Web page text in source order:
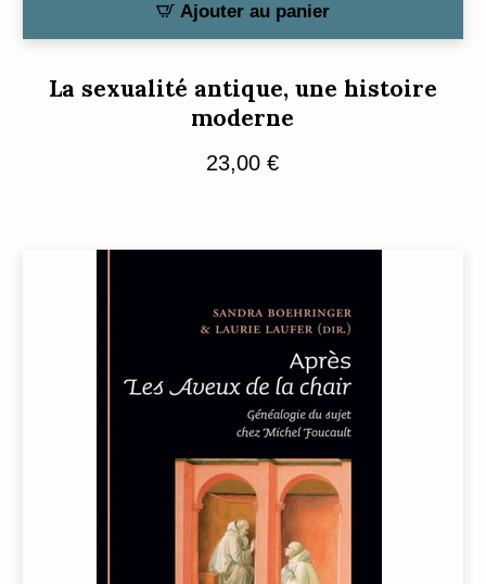
Ajouter au panier
La sexualité antique, une histoire
moderne
23,00 €